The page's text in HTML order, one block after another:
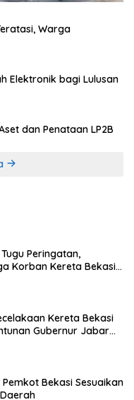
Warga
Elektronik bagi Lulusan
dan Penataan LP2B
Peringatan,
Korban Kereta Bekasi
Kereta Bekasi
Gubernur Jabar
Pemkot Bekasi Sesuaikan